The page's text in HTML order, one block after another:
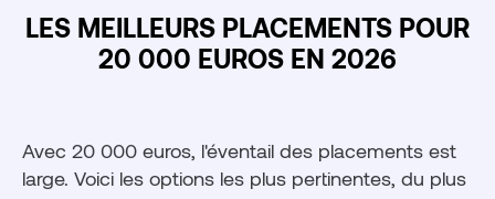
LES MEILLEURS PLACEMENTS POUR
20 000 EUROS EN 2026
Avec 20 000 euros, l'éventail des placements est
large. Voici les options les plus pertinentes, du plus